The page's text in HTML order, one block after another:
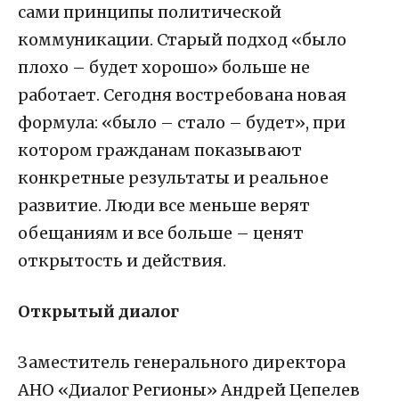
сами принципы политической
коммуникации. Старый подход «было
плохо – будет хорошо» больше не
работает. Сегодня востребована новая
формула: «было – стало – будет», при
котором гражданам показывают
конкретные результаты и реальное
развитие. Люди все меньше верят
обещаниям и все больше – ценят
открытость и действия.
Открытый диалог
Заместитель генерального директора
АНО «Диалог Регионы» Андрей Цепелев